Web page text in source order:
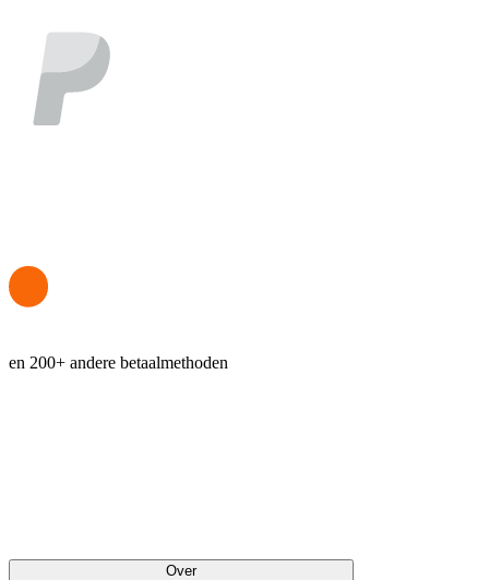
en 200+ andere betaalmethoden
Over